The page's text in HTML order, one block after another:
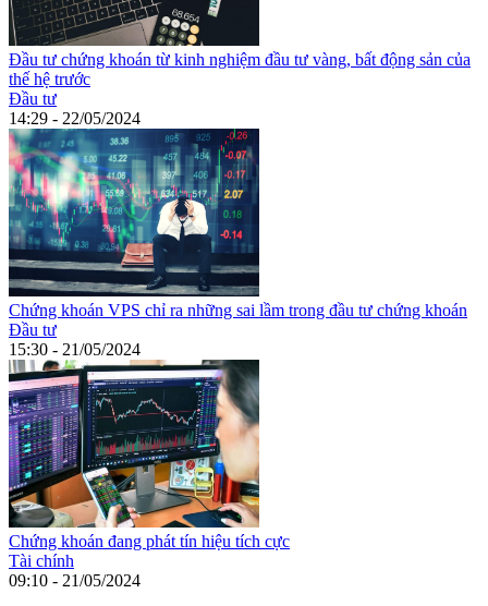
Đầu tư chứng khoán từ kinh nghiệm đầu tư vàng, bất động sản của
thế hệ trước
Đầu tư
14:29 - 22/05/2024
Chứng khoán VPS chỉ ra những sai lầm trong đầu tư chứng khoán
Đầu tư
15:30 - 21/05/2024
Chứng khoán đang phát tín hiệu tích cực
Tài chính
09:10 - 21/05/2024